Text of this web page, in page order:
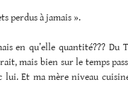
perdus à jamais ».
en qu’elle quantité??? Du
mais bien sur le temps
lui. Et ma mère niveau